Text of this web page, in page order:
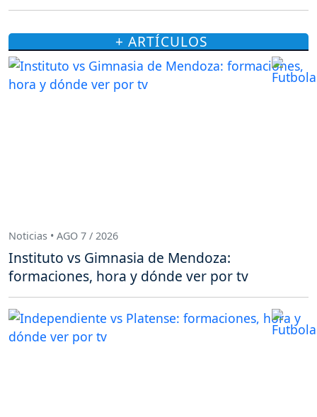
+ ARTÍCULOS
Noticias • AGO 7 / 2026
Instituto vs Gimnasia de Mendoza:
formaciones, hora y dónde ver por tv